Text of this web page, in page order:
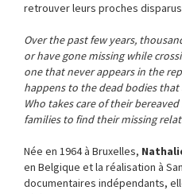
retrouver leurs proches disparus
Over the past few years,
or have gone missing while
one that never appears in the
happens to the dead bodies
Who takes care of their
families to find their missing
Née en 1964 à Bruxelles,
en Belgique et la réalisation à
documentaires indépendants,